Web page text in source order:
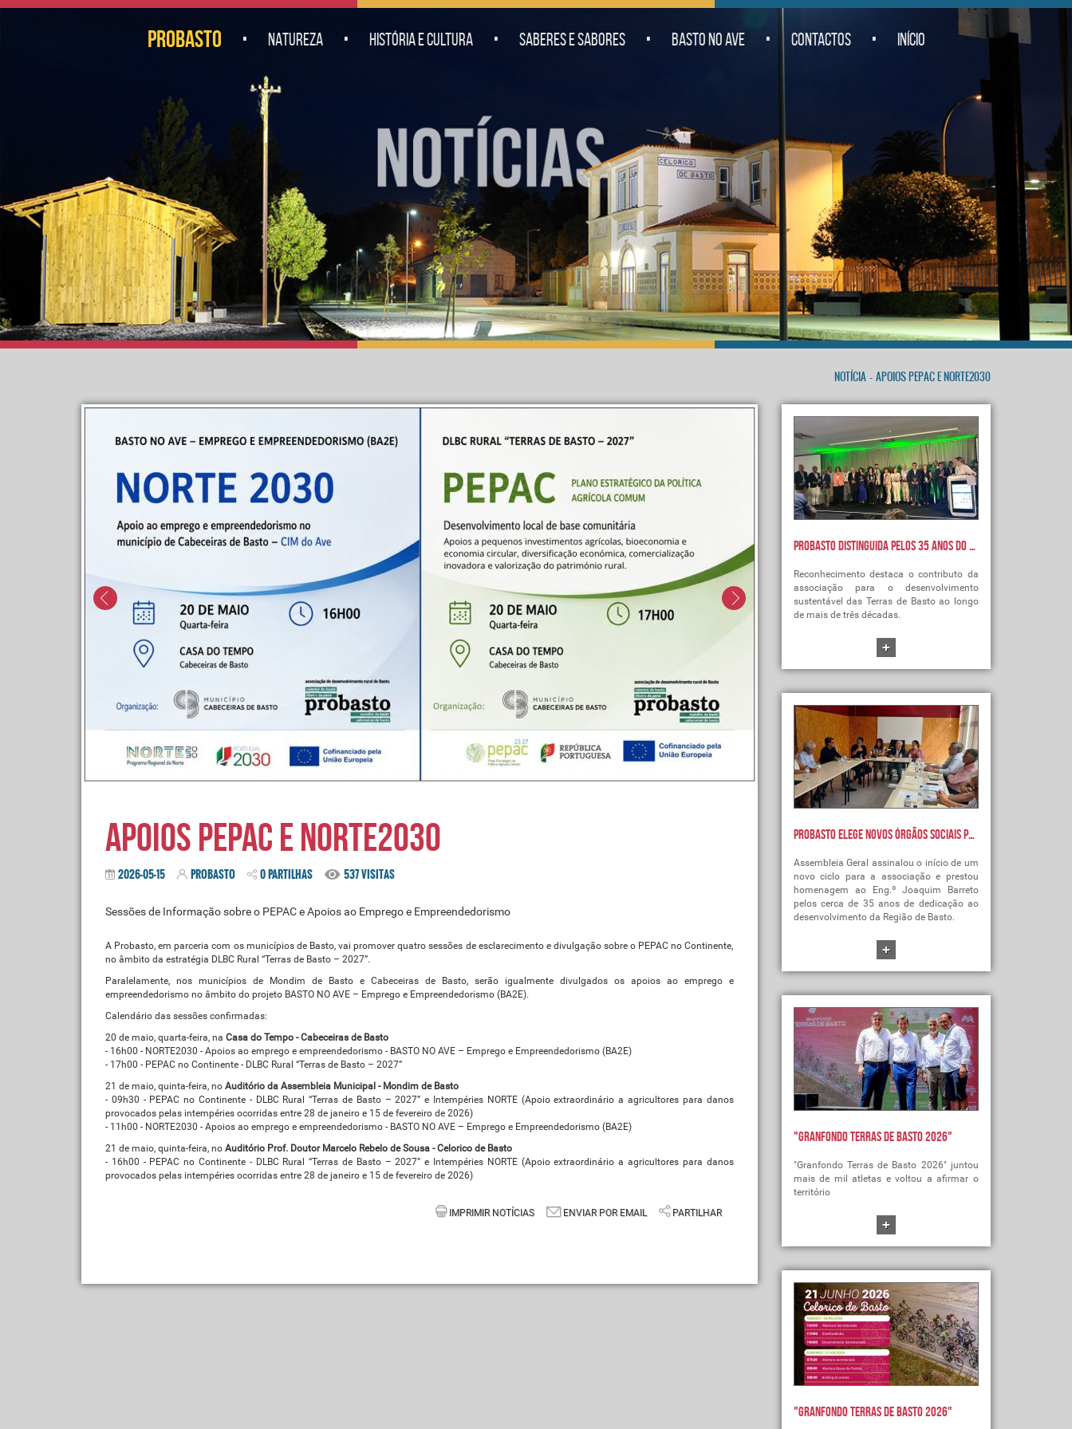
PROBASTO . NATUREZA . HISTÓRIA E CULTURA . SABERES E SABORES . BASTO NO AVE . CONTACTOS . INÍCIO
NOTÍCIA - APOIOS PEPAC E NORTE2030
Apoios PEPAC e NORTE2030
2026-05-15 PROBASTO 0 PARTILHAS 537 VISITAS
Sessões de Informação sobre o PEPAC e Apoios ao Emprego e Empreendedorismo
A Probasto, em parceria com os municípios de Basto, vai promover quatro sessões de esclarecimento e divulgação sobre o PEPAC no Continente,
no âmbito da estratégia DLBC Rural “Terras de Basto – 2027”.
Paralelamente, nos municípios de Mondim de Basto e Cabeceiras de Basto, serão igualmente divulgados os apoios ao emprego e
empreendedorismo no âmbito do projeto BASTO NO AVE – Emprego e Empreendedorismo (BA2E).
Calendário das sessões confirmadas:
20 de maio, quarta-feira, na Casa do Tempo - Cabeceiras de Basto
- 16h00 - NORTE2030 - Apoios ao emprego e empreendedorismo - BASTO NO AVE – Emprego e Empreendedorismo (BA2E)
- 17h00 - PEPAC no Continente - DLBC Rural “Terras de Basto – 2027”
21 de maio, quinta-feira, no Auditório da Assembleia Municipal - Mondim de Basto
- 09h30 - PEPAC no Continente - DLBC Rural “Terras de Basto – 2027” e Intempéries NORTE (Apoio extraordinário a agricultores para danos
provocados pelas intempéries ocorridas entre 28 de janeiro e 15 de fevereiro de 2026)
- 11h00 - NORTE2030 - Apoios ao emprego e empreendedorismo - BASTO NO AVE – Emprego e Empreendedorismo (BA2E)
21 de maio, quinta-feira, no Auditório Prof. Doutor Marcelo Rebelo de Sousa - Celorico de Basto
- 16h00 - PEPAC no Continente - DLBC Rural “Terras de Basto – 2027” e Intempéries NORTE (Apoio extraordinário a agricultores para danos
provocados pelas intempéries ocorridas entre 28 de janeiro e 15 de fevereiro de 2026)
IMPRIMIR NOTÍCIAS ENVIAR POR EMAIL PARTILHAR
PROBASTO distinguida pelos 35 anos do LEADER
Reconhecimento destaca o contributo da
associação para o desenvolvimento
sustentável das Terras de Basto ao longo
de mais de três décadas.
+
Probasto elege novos órgãos sociais para o biénio 2026-2028
Assembleia Geral assinalou o início de um
novo ciclo para a associação e prestou
homenagem ao Eng.º Joaquim Barreto
pelos cerca de 35 anos de dedicação ao
desenvolvimento da Região de Basto.
+
"Granfondo Terras de Basto 2026"
"Granfondo Terras de Basto 2026" juntou
mais de mil atletas e voltou a afirmar o
território
+
"Granfondo Terras de Basto 2026"